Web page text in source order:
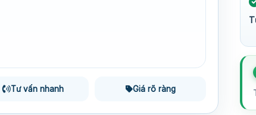
Tư vấn nhanh Giá rõ ràng